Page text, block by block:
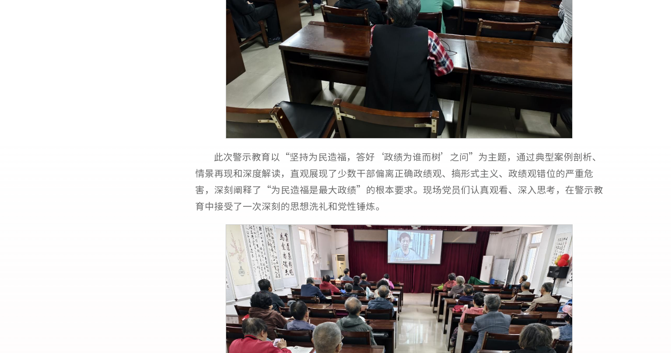
此次警示教育以“坚持为民造福，答好‘政绩为谁而树’之问”为主题，通过典型案例剖析、
情景再现和深度解读，直观展现了少数干部偏离正确政绩观、搞形式主义、政绩观错位的严重危
害，深刻阐释了“为民造福是最大政绩”的根本要求。现场党员们认真观看、深入思考，在警示教
育中接受了一次深刻的思想洗礼和党性锤炼。